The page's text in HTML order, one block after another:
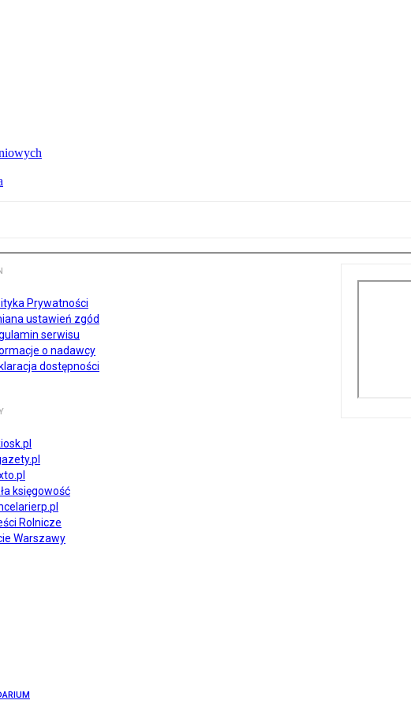
Prywatności
ustawień zgód
serwisu
o nadawcy
dostępności
księgowość
Rolnicze
Warszawy